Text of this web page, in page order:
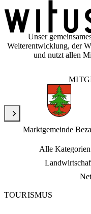
Blog
Über uns
Service
KEM witus
Unser
Weiterentwicklung, der
und nutzt allen
Marktgemeinde
Alle Kategorien
TOURISMUS